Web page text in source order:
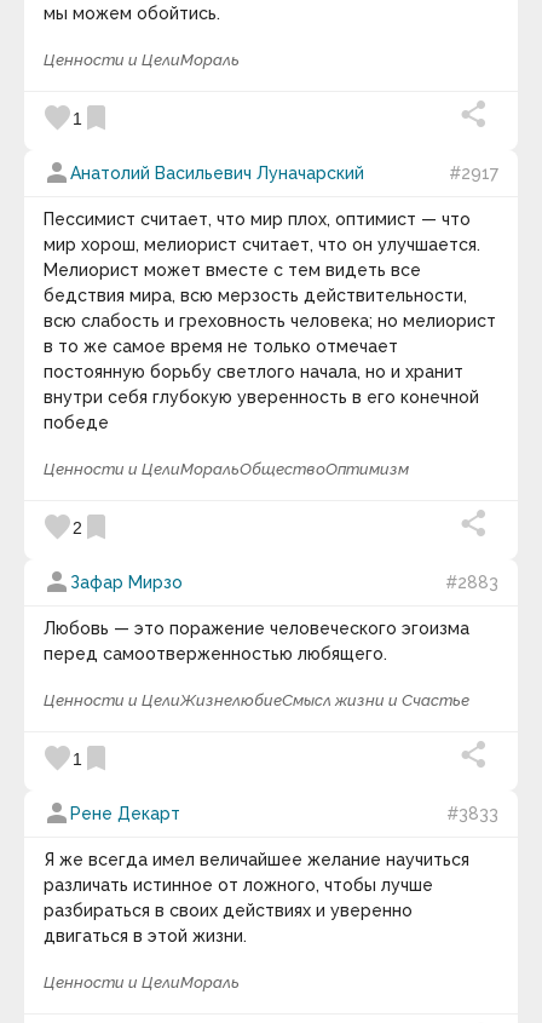
мы можем обойтись.
Ценности и ЦелиМораль
favorite1 bookmark
personАнатолий Васильевич Луначарский #2917
Пессимист считает, что мир плох, оптимист — что
мир хорош, мелиорист считает, что он улучшается.
Мелиорист может вместе с тем видеть все
бедствия мира, всю мерзость действительности,
всю слабость и греховность человека; но мелиорист
в то же самое время не только отмечает
постоянную борьбу светлого начала, но и хранит
внутри себя глубокую уверенность в его конечной
победе
Ценности и ЦелиМоральОбществоОптимизм
favorite2 bookmark
person Зафар Мирзо #2883
Любовь — это поражение человеческого эгоизма
перед самоотверженностью любящего.
Ценности и ЦелиЖизнелюбиеСмысл жизни и Счастье
favorite1 bookmark
person Рене Декарт #3833
Я же всегда имел величайшее желание научиться
различать истинное от ложного, чтобы лучше
разбираться в своих действиях и уверенно
двигаться в этой жизни.
Ценности и ЦелиМораль